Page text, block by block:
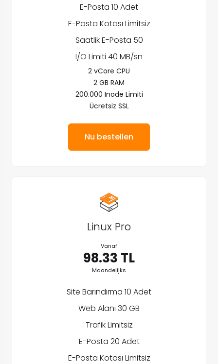
E-Posta 10 Adet
E-Posta Kotası Limitsiz
Saatlik E-Posta 50
I/O Limiti 40 MB/sn
2 vCore CPU
2 GB RAM
200.000 Inode Limiti
Ücretsiz SSL
Nu bestellen
Linux Pro
Vanaf
98.33 TL
Maandelijks
Site Barındırma 10 Adet
Web Alanı 30 GB
Trafik Limitsiz
E-Posta 20 Adet
E-Posta Kotası Limitsiz